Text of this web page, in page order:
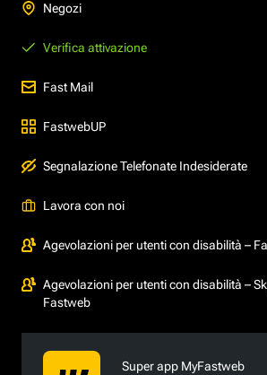
Negozi
Verifica attivazione
Fast Mail
FastwebUP
Segnalazione Telefonate Indesiderate
Lavora con noi
Agevolazioni per utenti con disabilità –
Agevolazioni per utenti con disabilità –
Fastweb
Super app MyFastweb